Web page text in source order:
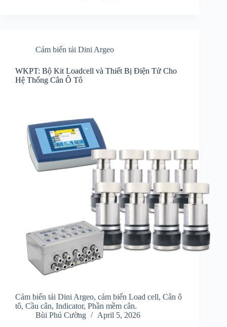
Cảm biến tải Dini Argeo
WKPT: Bộ Kit Loadcell và Thiết Bị Điện Tử Cho
Hệ Thống Cân Ô Tô
Cảm biến tải Dini Argeo, cảm biến Load cell, Cân ô
tô, Cầu cân, Indicator, Phần mềm cân.
Bùi Phú Cường
April 5, 2026